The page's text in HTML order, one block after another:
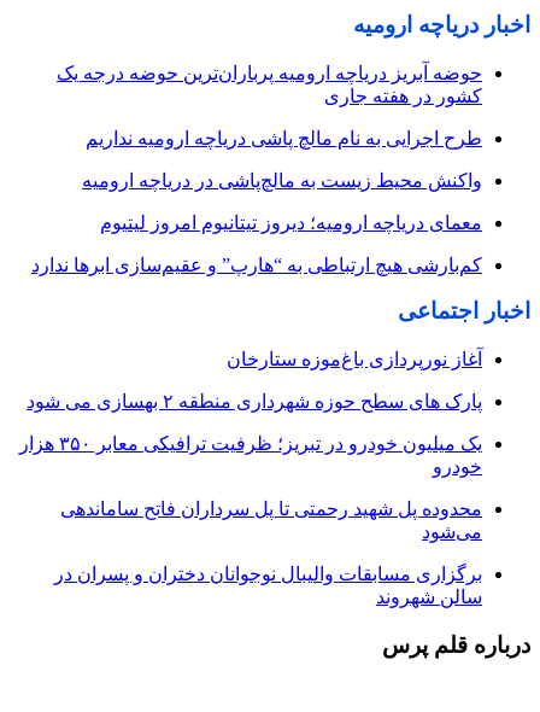
اخبار دریاچه ارومیه
حوضه آبریز دریاچه ارومیه پرباران‌ترین حوضه‌ درجه یک
کشور در هفته جاری
طرح اجرایی به نام مالچ پاشی دریاچه ارومیه نداریم
واکنش محیط زیست به مالچ‌پاشی در دریاچه ارومیه
معمای دریاچه ارومیه؛ دیروز تیتانیوم امروز لیتیوم
کم‌بارشی هیچ ارتباطی به “هارپ” و عقیم‌سازی ابرها ندارد
اخبار اجتماعی
آغاز نورپردازی باغ‌موزه ستارخان
پارک های سطح حوزه شهرداری منطقه ۲ بهسازی می شود
یک میلیون خودرو در تبریز؛ ظرفیت ترافیکی معابر ۳۵۰ هزار
خودرو
محدوده پل شهید رحمتی تا پل سرداران فاتح ساماندهی
می‌شود
برگزاری مسابقات والیبال نوجوانان دختران و پسران در
سالن شهروند
درباره قلم پرس